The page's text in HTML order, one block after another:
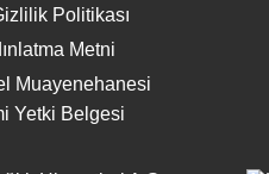
Politikası
Metni
Muayenehanesi
Yetki Belgesi